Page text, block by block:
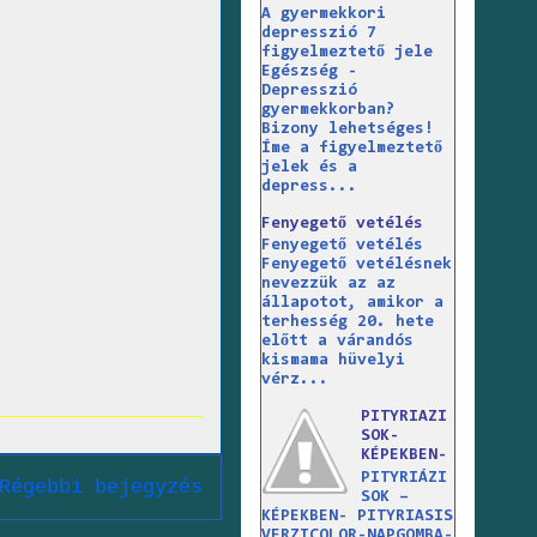
Régebbi bejegyzés
A gyermekkori
depresszió 7
figyelmeztető jele
Egészség -
Depresszió
gyermekkorban?
Bizony lehetséges!
Íme a figyelmeztető
jelek és a
depress...
Fenyegető vetélés
Fenyegető vetélés
Fenyegető vetélésnek
nevezzük az az
állapotot, amikor a
terhesség 20. hete
előtt a várandós
kismama hüvelyi
vérz...
PITYRIAZI
SOK-
KÉPEKBEN-
PITYRIÁZI
SOK –
KÉPEKBEN- PITYRIASIS